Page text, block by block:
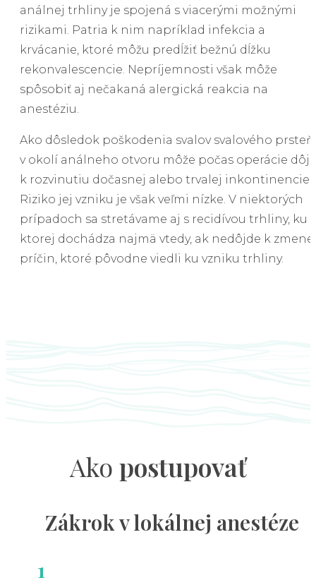
análnej trhliny je spojená s viacerými možnými
rizikami. Patria k nim napríklad infekcia a
krvácanie, ktoré môžu predĺžiť bežnú dĺžku
rekonvalescencie. Nepríjemnosti však môže
spôsobiť aj nečakaná alergická reakcia na
anestéziu.
Ako dôsledok poškodenia svalov svalového
v okolí análneho otvoru môže počas operácie
k rozvinutiu dočasnej alebo trvalej inkontinencie.
Riziko jej vzniku je však veľmi nízke. V niektorých
prípadoch sa stretávame aj s recidívou trhliny, ku
ktorej dochádza najmä vtedy, ak nedôjde k zmene
príčin, ktoré pôvodne viedli ku vzniku trhliny.
Ako postupovať
Zákrok vlokálnej anestéze
1